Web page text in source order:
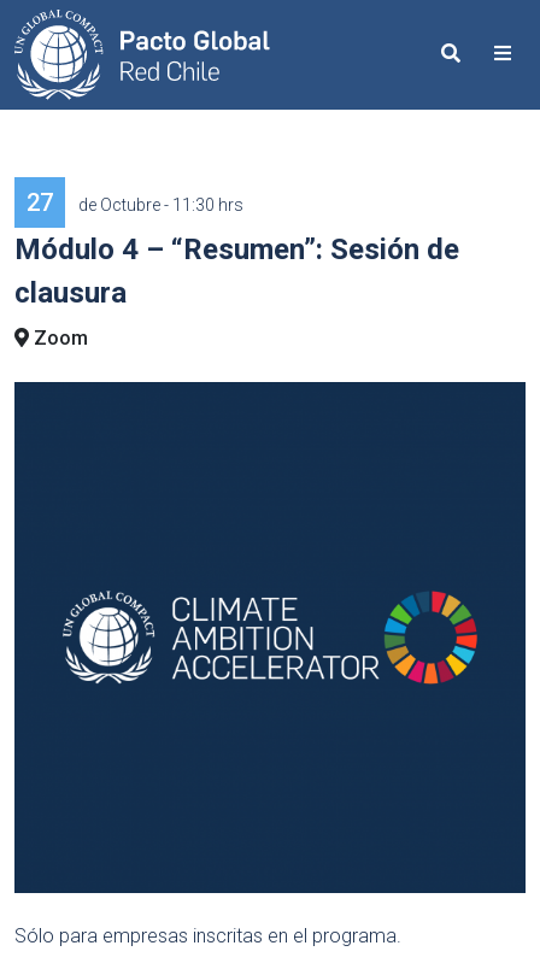
Search
27 de Octubre - 11:30 hrs
Módulo 4 – “Resumen”: Sesión de
clausura
Zoom
Sólo para empresas inscritas en el programa.